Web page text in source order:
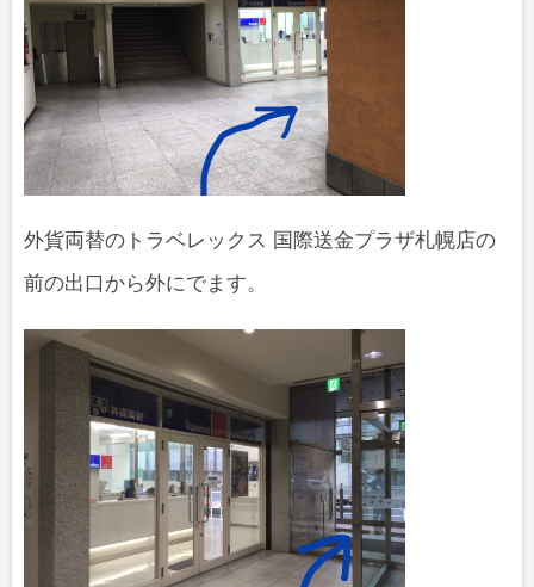
外貨両替のトラベレックス 国際送金プラザ札幌店の
前の出口から外にでます。